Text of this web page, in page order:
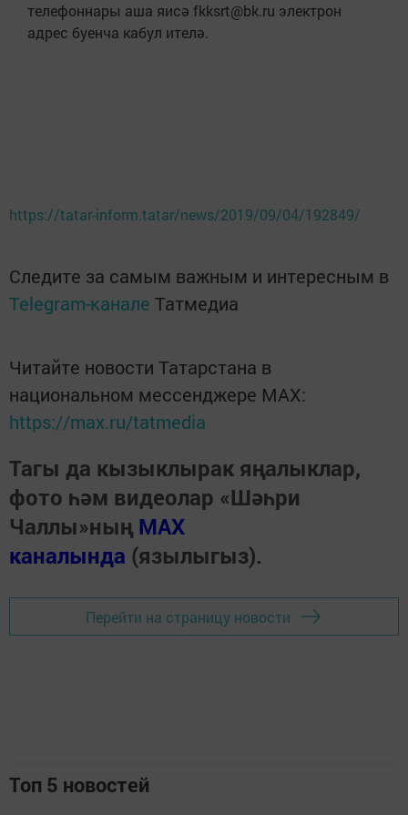
телефоннары аша яисә fkksrt@bk.ru электрон
адрес буенча кабул ителә.
https://tatar-inform.tatar/news/2019/09/04/192849/
Следите за самым важным и интересным в
Telegram-канале Татмедиа
Читайте новости Татарстана в
национальном мессенджере MАХ:
https://max.ru/tatmedia
Тагы да кызыклырак яңалыклар,
фото һәм видеолар «Шәһри
Чаллы»ның MAX
каналында (язылыгыз).
Перейти на страницу новости
Топ 5 новостей